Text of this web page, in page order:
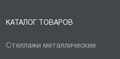
КАТАЛОГ ТОВАРОВ
Стеллажи металлические